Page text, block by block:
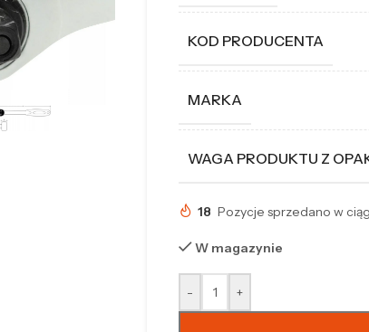
KOD PRODUCENTA
MARKA
WAGA PRODUKTU Z
18 Pozycje sprzedano w
W magazynie
- +